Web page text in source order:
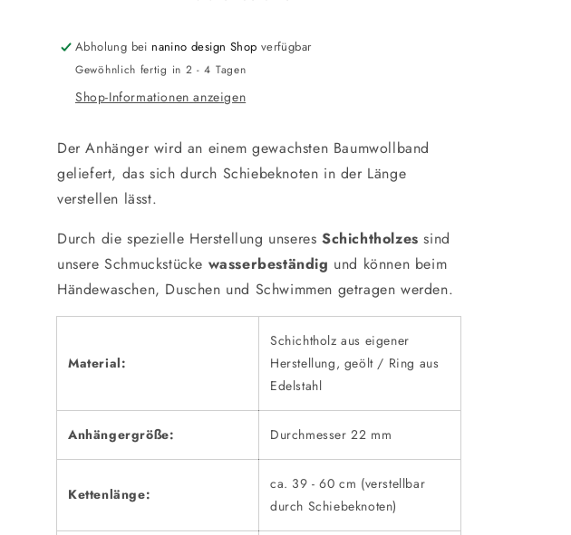
Abholung bei nanino design Shop verfügbar
Gewöhnlich fertig in 2 - 4 Tagen
Shop-Informationen anzeigen
Der Anhänger wird an einem gewachsten Baumwollband
geliefert, das sich durch Schiebeknoten in der Länge
verstellen lässt.
Durch die spezielle Herstellung unseres Schichtholzes sind
unsere Schmuckstücke wasserbeständig und können beim
Händewaschen, Duschen und Schwimmen getragen werden.
Material:
Schichtholz aus eigener
Herstellung, geölt / Ring aus
Edelstahl
Anhängergröße: Durchmesser 22 mm
Kettenlänge:
ca. 39 - 60 cm (verstellbar
durch Schiebeknoten)